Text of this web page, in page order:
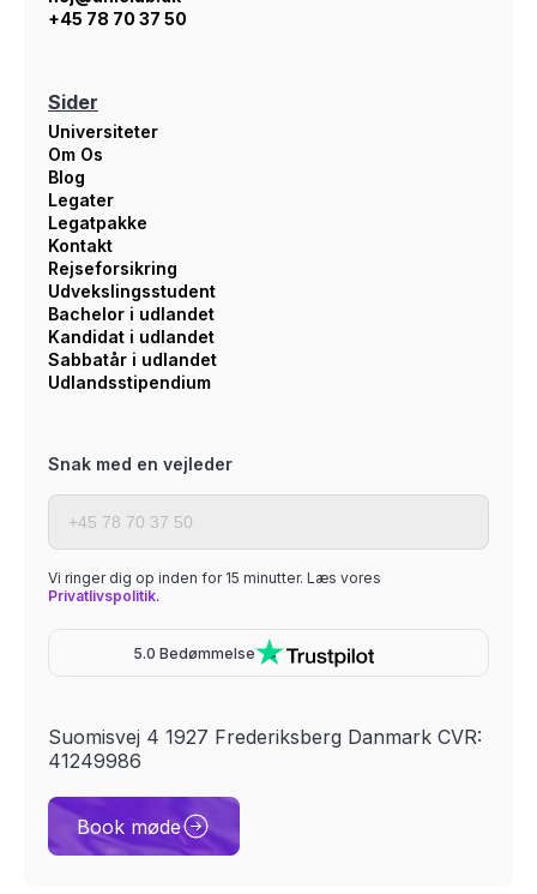
+45 78 70 37 50
Sider
Universiteter
Om Os
Blog
Legater
Legatpakke
Kontakt
Rejseforsikring
Udvekslingsstudent
Bachelor i udlandet
Kandidat i udlandet
Sabbatår i udlandet
Udlandsstipendium
Snak med en vejleder
Vi ringer dig op inden for 15 minutter. Læs vores
Privatlivspolitik.
5.0 Bedømmelse
Suomisvej 4 1927 Frederiksberg Danmark CVR:
41249986
Book møde